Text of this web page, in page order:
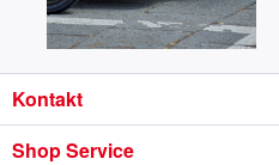
Kontakt
Shop Service